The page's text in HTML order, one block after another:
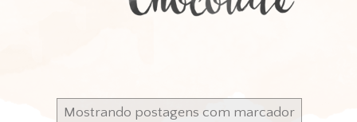
Mostrando postagens com marcador